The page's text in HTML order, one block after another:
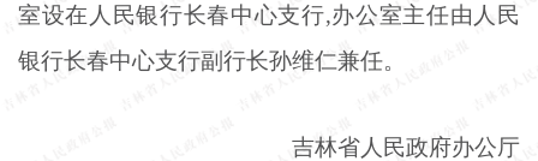
室设在人民银行长春中心支行,办公室主任由人民
银行长春中心支行副行长孙维仁兼任。
吉林省人民政府办公厅